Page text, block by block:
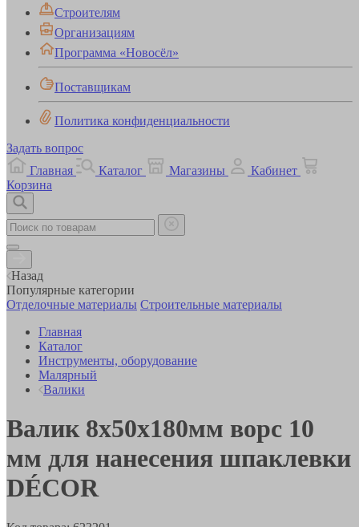
Строителям
Организациям
Программа «Новосёл»
Поставщикам
Политика конфиденциальности
Задать вопрос
Главная
Каталог Магазины
Кабинет
Корзина
Назад
Популярные категории
Отделочные материалы Строительные материалы
Главная
Каталог
Инструменты, оборудование
Малярный
Валики
Валик 8х50х180мм ворс 10
мм для нанесения шпаклевки
DÉCOR